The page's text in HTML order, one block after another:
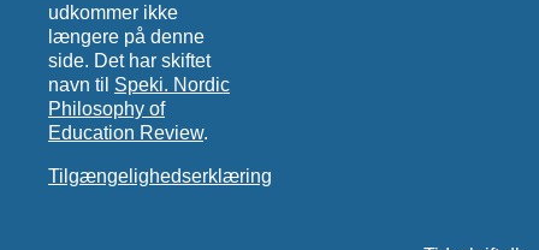
udkommer ikke
længere på denne
side. Det har skiftet
navn til Speki. Nordic
Philosophy of
Education Review.
Tilgængelighedserklæring